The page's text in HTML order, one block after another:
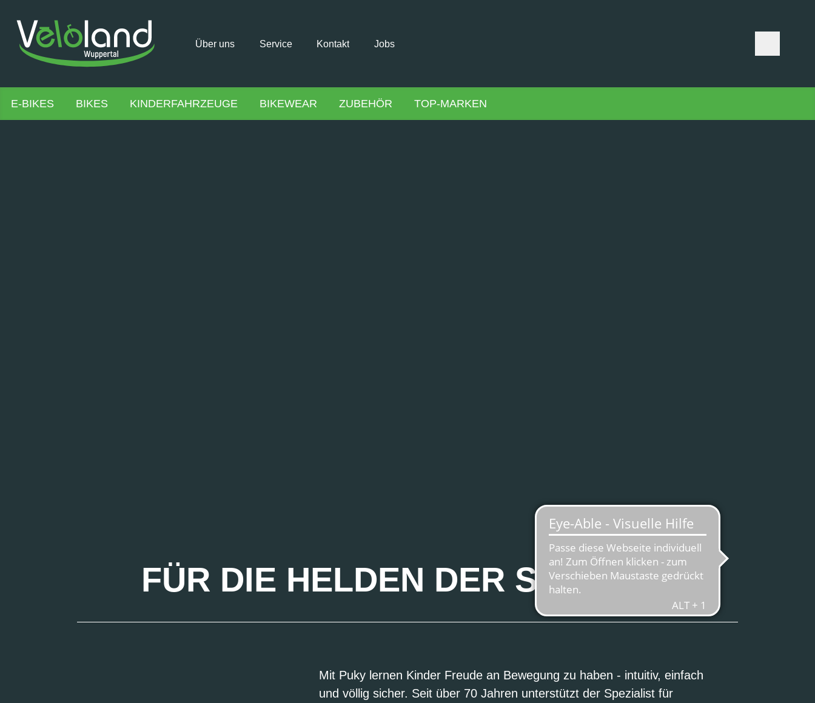
Über uns Service Kontakt Jobs
E-BIKES BIKES KINDERFAHRZEUGE BIKEWEAR ZUBEHÖR TOP-MARKEN
FÜR DIE HELDEN DER STRASSE
Mit Puky lernen Kinder Freude an Bewegung zu haben - intuitiv, einfach
und völlig sicher. Seit über 70 Jahren unterstützt der Spezialist für